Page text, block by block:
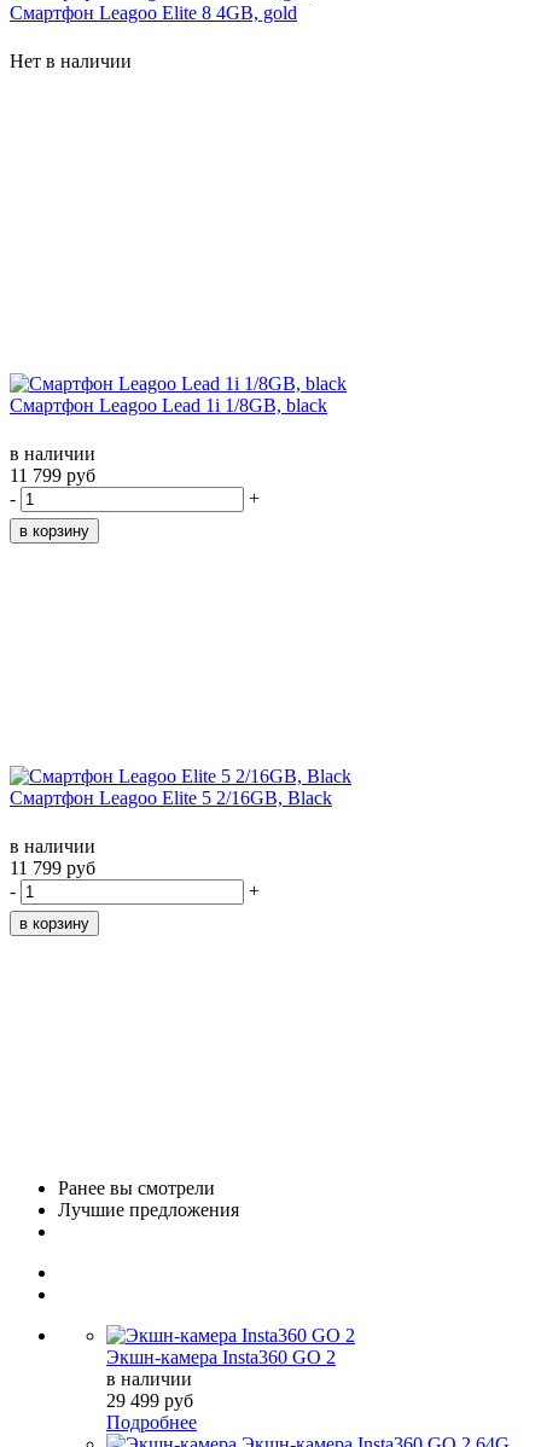
Смартфон Leagoo Elite 8 4GB, gold
Нет в наличии
Смартфон Leagoo Lead 1i 1/8GB, black
в наличии
11 799 руб
-
+
Смартфон Leagoo Elite 5 2/16GB, Black
в наличии
11 799 руб
-
+
Ранее вы смотрели
Лучшие предложения
Экшн-камера Insta360 GO 2
в наличии
29 499 руб
Подробнее